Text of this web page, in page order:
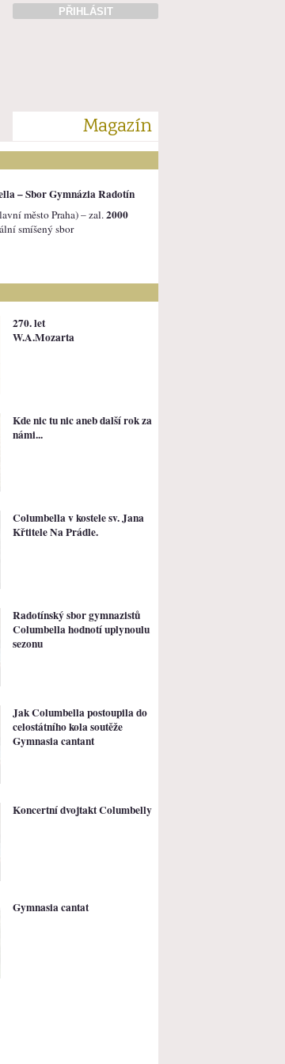
PŘIHLÁSIT
Magazín
– Sbor Gymnázia Radotín
město Praha) – zal. 2000
smíšený sbor
270. let
W.A.Mozarta
Kde nic tu nic aneb další rok za
námi...
Columbella v kostele sv. Jana
Křtitele Na Prádle.
Radotínský sbor gymnazistů
Columbella hodnotí uplynoulu
sezonu
Jak Columbella postoupila do
celostátního kola soutěže
Gymnasia cantant
Koncertní dvojtakt Columbelly
Gymnasia cantat